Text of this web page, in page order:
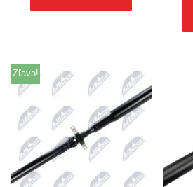
Zľava!